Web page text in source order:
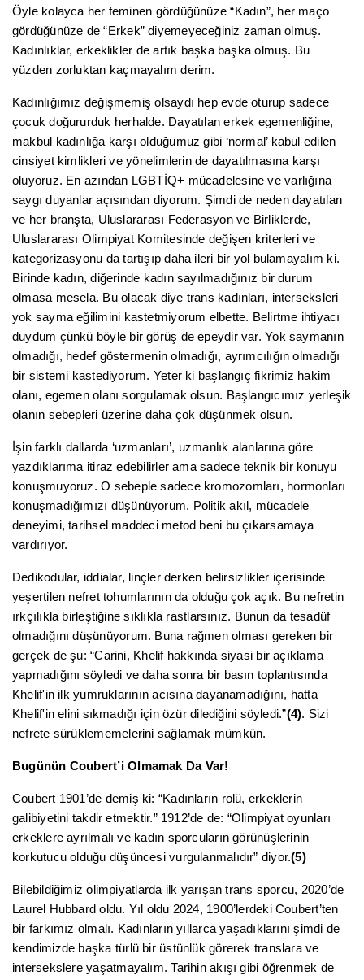
Öyle kolayca her feminen gördüğünüze “Kadın”, her maço
gördüğünüze de “Erkek” diyemeyeceğiniz zaman olmuş.
Kadınlıklar, erkeklikler de artık başka başka olmuş. Bu
yüzden zorluktan kaçmayalım derim.
Kadınlığımız değişmemiş olsaydı hep evde oturup sadece
çocuk doğururduk herhalde. Dayatılan erkek egemenliğine,
makbul kadınlığa karşı olduğumuz gibi ‘normal’ kabul edilen
cinsiyet kimlikleri ve yönelimlerin de dayatılmasına karşı
oluyoruz. En azından LGBTİQ+ mücadelesine ve varlığına
saygı duyanlar açısından diyorum. Şimdi de neden dayatılan
ve her branşta, Uluslararası Federasyon ve Birliklerde,
Uluslararası Olimpiyat Komitesinde değişen kriterleri ve
kategorizasyonu da tartışıp daha ileri bir yol bulamayalım ki.
Birinde kadın, diğerinde kadın sayılmadığınız bir durum
olmasa mesela. Bu olacak diye trans kadınları, interseksleri
yok sayma eğilimini kastetmiyorum elbette. Belirtme ihtiyacı
duydum çünkü böyle bir görüş de epeydir var. Yok saymanın
olmadığı, hedef göstermenin olmadığı, ayrımcılığın olmadığı
bir sistemi kastediyorum. Yeter ki başlangıç fikrimiz hakim
olanı, egemen olanı sorgulamak olsun. Başlangıcımız yerleşik
olanın sebepleri üzerine daha çok düşünmek olsun.
İşin farklı dallarda ‘uzmanları’, uzmanlık alanlarına göre
yazdıklarıma itiraz edebilirler ama sadece teknik bir konuyu
konuşmuyoruz. O sebeple sadece kromozomları, hormonları
konuşmadığımızı düşünüyorum. Politik akıl, mücadele
deneyimi, tarihsel maddeci metod beni bu çıkarsamaya
vardırıyor.
Dedikodular, iddialar, linçler derken belirsizlikler içerisinde
yeşertilen nefret tohumlarının da olduğu çok açık. Bu nefretin
ırkçılıkla birleştiğine sıklıkla rastlarsınız. Bunun da tesadüf
olmadığını düşünüyorum. Buna rağmen olması gereken bir
gerçek de şu: “Carini, Khelif hakkında siyasi bir açıklama
yapmadığını söyledi ve daha sonra bir basın toplantısında
Khelif'in ilk yumruklarının acısına dayanamadığını, hatta
Khelif'in elini sıkmadığı için özür dilediğini söyledi.”(4). Sizi
nefrete sürüklememelerini sağlamak mümkün.
Bugünün Coubert’i Olmamak Da Var!
Coubert 1901’de demiş ki: “Kadınların rolü, erkeklerin
galibiyetini takdir etmektir.” 1912’de de: “Olimpiyat oyunları
erkeklere ayrılmalı ve kadın sporcuların görünüşlerinin
korkutucu olduğu düşüncesi vurgulanmalıdır” diyor.(5)
Bilebildiğimiz olimpiyatlarda ilk yarışan trans sporcu, 2020’de
Laurel Hubbard oldu. Yıl oldu 2024, 1900’lerdeki Coubert’ten
bir farkımız olmalı. Kadınların yıllarca yaşadıklarını şimdi de
kendimizde başka türlü bir üstünlük görerek translara ve
intersekslere yaşatmayalım. Tarihin akışı gibi öğrenmek de